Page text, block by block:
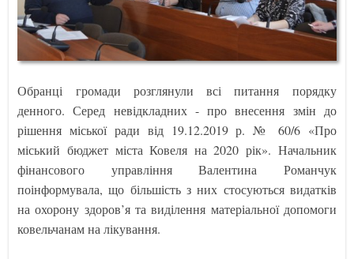
Обранці громади розглянули всі питання порядку
денного. Серед невідкладних - про внесення змін до
рішення міської ради від 19.12.2019 р. № 60/6 «Про
міський бюджет міста Ковеля на 2020 рік». Начальник
фінансового управління Валентина Романчук
поінформувала, що більшість з них стосуються видатків
на охорону здоров’я та виділення матеріальної допомоги
ковельчанам на лікування.